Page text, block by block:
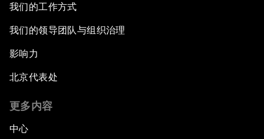
我们的工作方式
我们的领导团队与组织治理
影响力
北京代表处
更多内容
中心